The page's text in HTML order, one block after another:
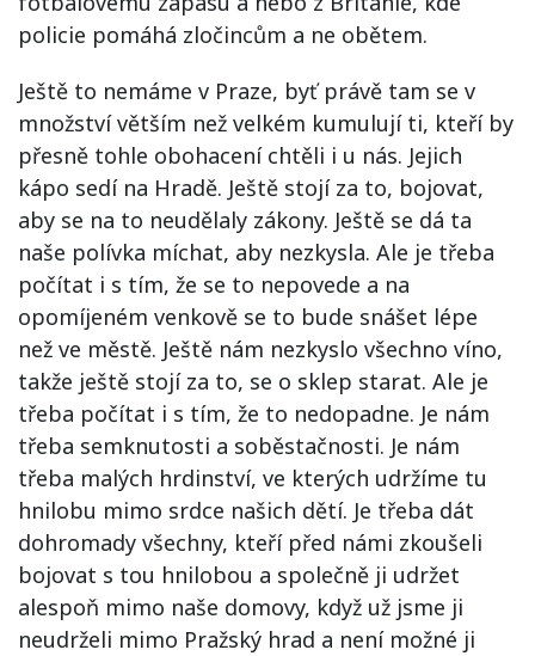
policie pomáhá zločincům a ne obětem.
Ještě to nemáme v Praze, byť právě tam se v
množství větším než velkém kumulují ti, kteří by
přesně tohle obohacení chtěli i u nás. Jejich
kápo sedí na Hradě. Ještě stojí za to, bojovat,
aby se na to neudělaly zákony. Ještě se dá ta
naše polívka míchat, aby nezkysla. Ale je třeba
počítat i s tím, že se to nepovede a na
opomíjeném venkově se to bude snášet lépe
než ve městě. Ještě nám nezkyslo všechno víno,
takže ještě stojí za to, se o sklep starat. Ale je
třeba počítat i s tím, že to nedopadne. Je nám
třeba semknutosti a soběstačnosti. Je nám
třeba malých hrdinství, ve kterých udržíme tu
hnilobu mimo srdce našich dětí. Je třeba dát
dohromady všechny, kteří před námi zkoušeli
bojovat s tou hnilobou a společně ji udržet
alespoň mimo naše domovy, když už jsme ji
neudrželi mimo Pražský hrad a není možné ji